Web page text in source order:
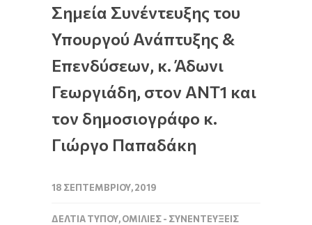
Σημεία Συνέντευξης του
Υπουργού Ανάπτυξης &
Επενδύσεων, κ. Άδωνι
Γεωργιάδη, στον ΑΝΤ1 και
τον δημοσιογράφο κ.
Γιώργο Παπαδάκη
18 ΣΕΠΤΕΜΒΡΊΟΥ, 2019
ΔΕΛΤΊΑ ΤΎΠΟΥ,ΟΜΙΛΊΕΣ - ΣΥΝΕΝΤΕΎΞΕΙΣ